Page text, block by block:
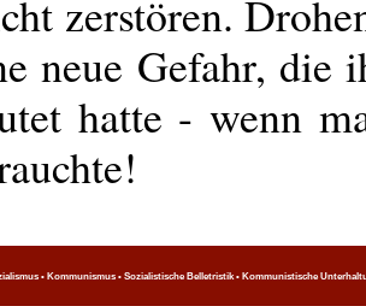
zerstören.
neue Gefahr, die
hatte - wenn
• Kommunismus • Sozialistische Belletristik • Kommunistische